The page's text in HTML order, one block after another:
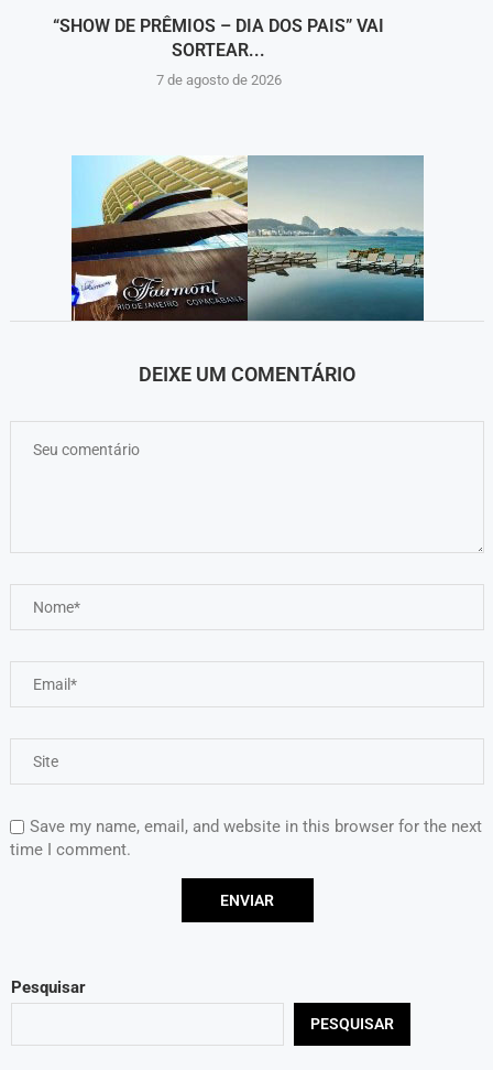
“SHOW DE PRÊMIOS – DIA DOS PAIS” VAI
SORTEAR...
7 de agosto de 2026
DEIXE UM COMENTÁRIO
Save my name, email, and website in this browser for the next
time I comment.
Pesquisar
PESQUISAR